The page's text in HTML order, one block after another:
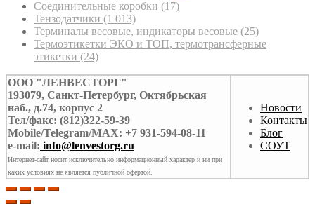
Соединительные коробки (17)
Тензодатчики (1 013)
Терминалы весовые, индикаторы весовые (25)
Термоэтикетки ЭКО и ТОП, термотрансферные
этикетки (24)
ООО "ЛЕНВЕСТОРГ"
193079, Санкт-Петербург, Октябрьская
наб., д.74, корпус 2
Тел/факс: (812)322-59-39
Mobile/Telegram/MAX: +7 931-594-08-11
e-mail: info@lenvestorg.ru
Интернет-сайт носит исключительно информационный характер и ни при
каких условиях не является публичной офертой.
Новости
Контакты
Блог
СОУТ